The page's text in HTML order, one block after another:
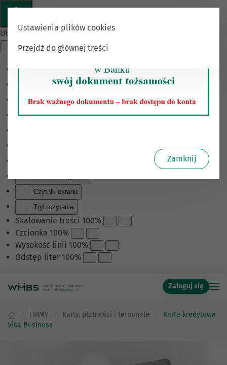
Ułatwienia dostępu
Monochromatyczny
Ciemny kontrast
Jasny kontrast
Czytnik ekranu
Tryb czytania
Skalowanie treści 100%
Czcionka 100%
Wysokość linii 100%
Odstęp liter 100%
Ustawienia plików cookies
Przejdź do głównej treści
Zaloguj się
FIRMY Karty, płatności i terminale
Karta kredytowa
Visa Business
Zamknij